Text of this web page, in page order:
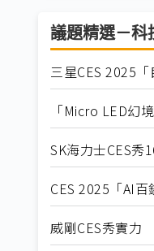
議題精選－科
三星CES 2025
「Micro LED幻
SK海力士CES
CES 2025「AI
威剛CES秀實力